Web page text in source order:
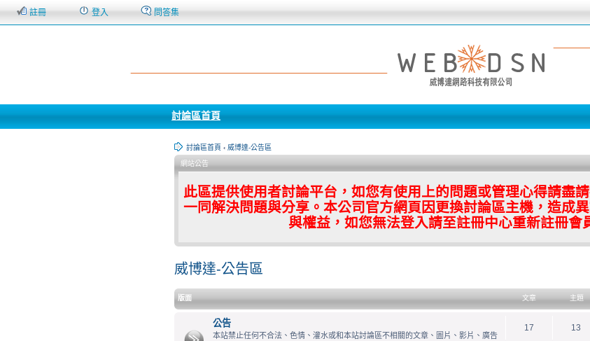
註冊 登入 問答集
討論區首頁
討論區首頁 ‹ 威博達-公告區
網站公告
此區提供使用者討論平台，如您有使用上的問題或管理心得請盡
一同解決問題與分享。本公司官方網頁因更換討論區主機，造成
與權益，如您無法登入請至註冊中心重新註冊會
威博達-公告區
版面 文章 主題
公告
本站禁止任何不合法、色情、灌水或和本站討論區不相關的文章、圖片、影片、廣告
17 13